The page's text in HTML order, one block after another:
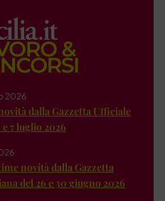
2026
dalla Gazzetta Ufficiale
7 luglio 2026
novità dalla Gazzetta
del 26 e 30 giugno 2026